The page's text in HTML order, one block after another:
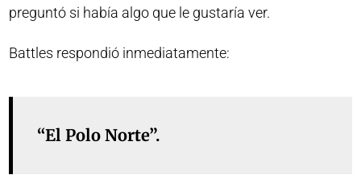
preguntó si había algo que le gustaría ver.
Battles respondió inmediatamente:
“El Polo Norte”.